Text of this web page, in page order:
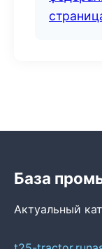
База
Актуальный